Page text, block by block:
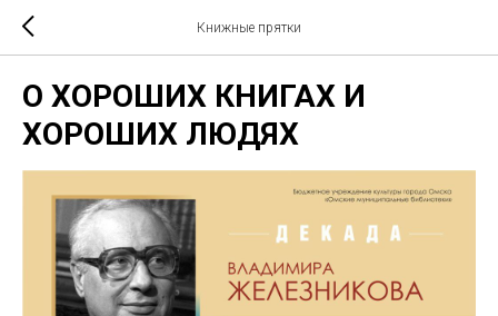
Книжные прятки
О ХОРОШИХ КНИГАХ И
ХОРОШИХ ЛЮДЯХ